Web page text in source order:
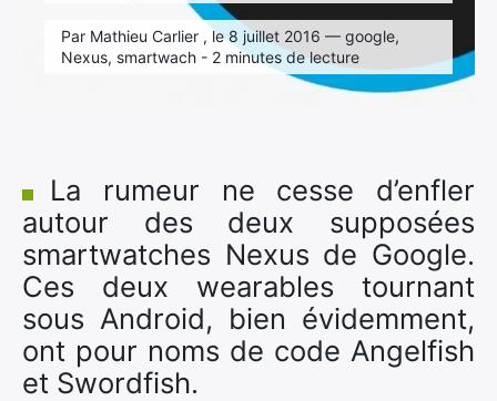
Par Mathieu Carlier , le 8 juillet 2016 — google,
Nexus, smartwach - 2 minutes de lecture
La rumeur ne cesse d’enfler
autour des deux supposées
smartwatches Nexus de Google.
Ces deux wearables tournant
sous Android, bien évidemment,
ont pour noms de code Angelfish
et Swordfish.